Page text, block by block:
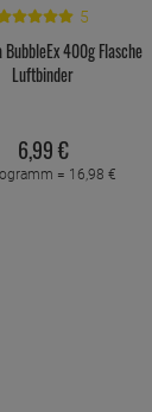
5
BubbleEx 400g Flasche
Luftbinder
6,99€
= 16,98 €